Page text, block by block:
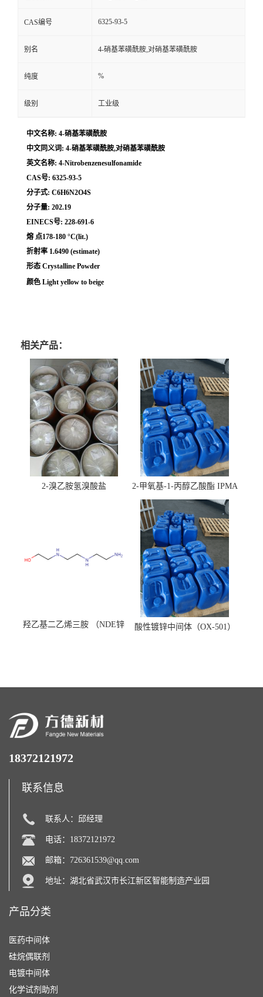
CAS编号 6325-93-5
别名 4-硝基苯磺酰胺,对硝基苯磺酰胺
纯度 %
级别 工业级
中文名称: 4-硝基苯磺酰胺
中文同义词: 4-硝基苯磺酰胺,对硝基苯磺酰胺
英文名称: 4-Nitrobenzenesulfonamide
CAS号: 6325-93-5
分子式: C6H6N2O4S
分子量: 202.19
EINECS号: 228-691-6
熔 点178-180 °C(lit.)
折射率 1.6490 (estimate)
形态 Crystalline Powder
颜色 Light yellow to beige
相关产品：
2-溴乙胺氢溴酸盐 2-甲氧基-1-丙醇乙酸酯 IPMA
羟乙基二乙烯三胺 （NDE锌
酸性镀锌中间体（OX-501）
18372121972
联系信息
联系人：邱经理
电话：18372121972
邮箱： 726361539@qq.com
地址：湖北省武汉市长江新区智能制造产业园
产品分类
医药中间体
硅烷偶联剂
电镀中间体
化学试剂助剂